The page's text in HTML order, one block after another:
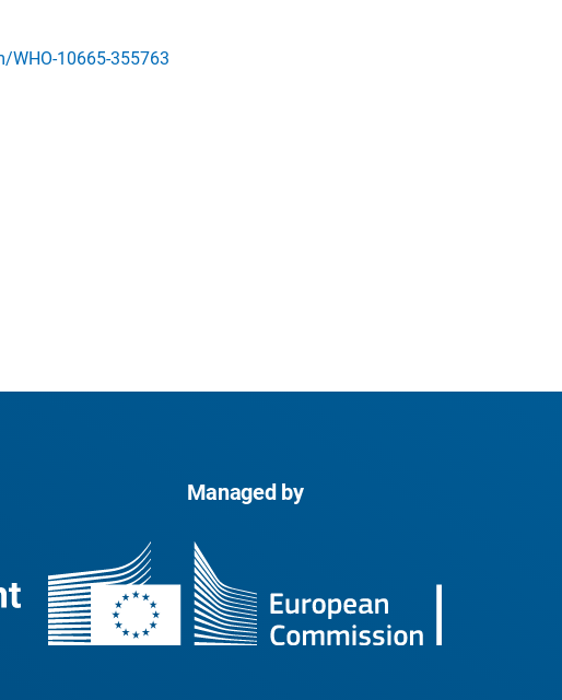
10665-355763
Managed by